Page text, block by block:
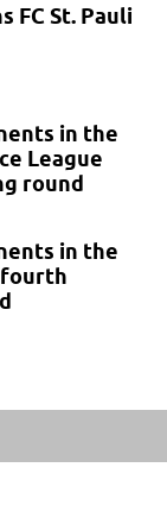
FC St. Pauli
in the
League
round
in the
fourth